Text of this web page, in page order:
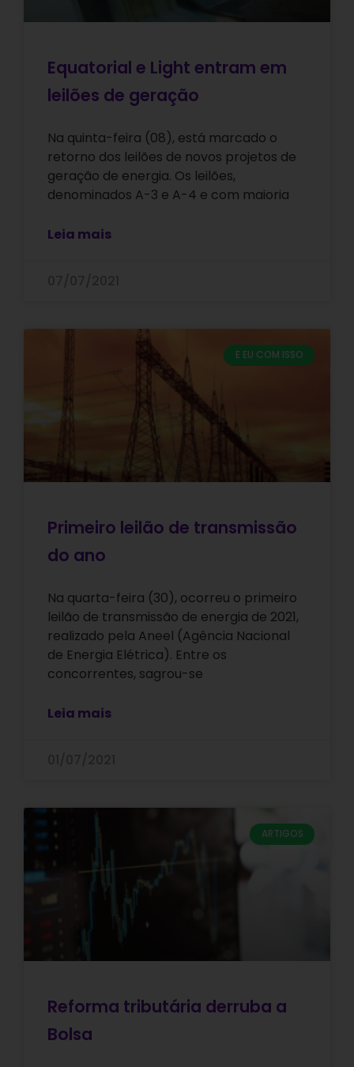
Equatorial e Light entram em
leilões de geração
Na quinta-feira (08), está marcado o
retorno dos leilões de novos projetos de
geração de energia. Os leilões,
denominados A-3 e A-4 e com maioria
Leia mais
E EU COM ISSO
Primeiro leilão de transmissão
do ano
Na quarta-feira (30), ocorreu o primeiro
leilão de transmissão de energia de 2021,
realizado pela Aneel (Agência Nacional
de Energia Elétrica). Entre os
concorrentes, sagrou-se
Leia mais
ARTIGOS
Reforma tributária derruba a
Bolsa